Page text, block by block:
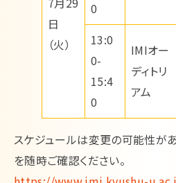
7月29
日
（火）
0
13:0
0-
15:4
0
IMIオー
ディトリ
アム
スケジュールは変更の可能性が
を随時ご確認ください。